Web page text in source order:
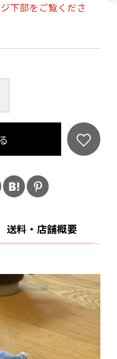
にまたがる淀川の
」は良質なヨシ
ひちりき）という
使用されていま
登場し、神話の中
記されており、ウ
阿斯訶備比古遅 ）
います。
や茅の輪やお正月
されてきました。
今後も残していく
た。
日本の歴史、伝統
を広く知っていた
下部をご覧くださ
送料・店舗概要